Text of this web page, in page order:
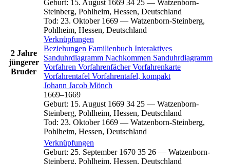
2 Jahre
jüngerer
Bruder
Geburt: 15. August 1669 34 25 — Watzenborn-
Steinberg, Pohlheim, Hessen, Deutschland
Tod: 23. Oktober 1669 — Watzenborn-Steinberg,
Pohlheim, Hessen, Deutschland
Verknüpfungen
Beziehungen Familienbuch Interaktives
Sanduhrdiagramm Nachkommen Sanduhrdiagramm
Vorfahren VorfahrenfächerVorfahrenkarte
Vorfahrentafel Vorfahrentafel, kompakt
Johann Jacob Mönch
1669–1669
Geburt: 15. August 1669 34 25 — Watzenborn-
Steinberg, Pohlheim, Hessen, Deutschland
Tod: 23. Oktober 1669 — Watzenborn-Steinberg,
Pohlheim, Hessen, Deutschland
Verknüpfungen
Geburt: 25. September 1670 35 26 — Watzenborn-
Steinberg, Pohlheim, Hessen, Deutschland